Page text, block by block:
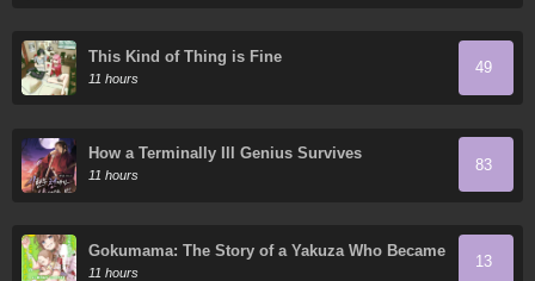
This Kind of Thing is Fine
11 hours
49
How a Terminally Ill Genius Survives
11 hours
83
Gokumama: The Story of a Yakuza Who Became
a Mom
11 hours
13